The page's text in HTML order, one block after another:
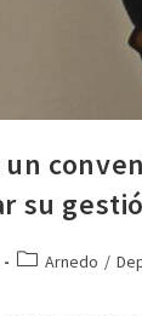
un
su
Arnedo /